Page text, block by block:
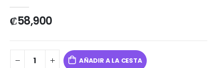
₡58,900
AÑADIR A LA CESTA